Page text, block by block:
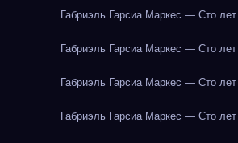
Габриэль Гарсиа Маркес — Сто лет
Габриэль Гарсиа Маркес — Сто лет
Габриэль Гарсиа Маркес — Сто лет
Габриэль Гарсиа Маркес — Сто лет